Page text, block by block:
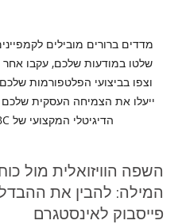
מדדים ברורים מובילים
שלטו במודעות שלכם, עקבו אחר
וצפו בביצועי הפלטפורמות
ייעלו את הצמיחה העסקית שלכם
הדיגיטלי המקצועי של BC!
השפה הוויזואלית מול
המילה: להבין את ההבדל
פייסבוק לאינסטגרם